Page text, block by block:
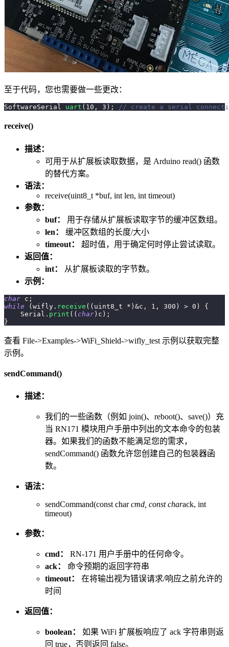
至于代码，您也需要做一些更改：
SoftwareSerial uart ( 10 , 3 ) ; // create a serial
receive()
描述：
可用于从扩展板读取数据，是 Arduino read() 函数
的替代方案。
语法：
receive(uint8_t *buf, int len, int timeout)
参数：
buf：
用于存储从扩展板读取字节的缓冲区数组。
len：
缓冲区数组的长度/大小
timeout：
超时值，用于确定何时停止尝试读取。
返回值：
int：
从扩展板读取的字节数。
示例：
char c ;
while
(wifly . receive ( ( uint8_t * ) &c , 1 , 300 ) > 0 )
{
    Serial
. print ( ( char) c ) ;
}
查看 File->Examples->WiFi_Shield->wifly_test 示例以获取完整
示例。
sendCommand()
描述：
我们的一些函数（例如 join()、reboot()、save()）充
当 RN171 模块用户手册中列出的文本命令的包装
器。如果我们的函数不能满足您的需求，
sendCommand() 函数允许您创建自己的包装器函
数。
语法：
sendCommand(const charcmd, const charack, int
timeout)
参数：
cmd：
RN-171 用户手册中的任何命令。
ack：
命令预期的返回字符串
timeout：
在将输出视为错误请求/响应之前允许的
时间
返回值：
boolean：
如果 WiFi 扩展板响应了 ack 字符串则返
回 true，否则返回 false。